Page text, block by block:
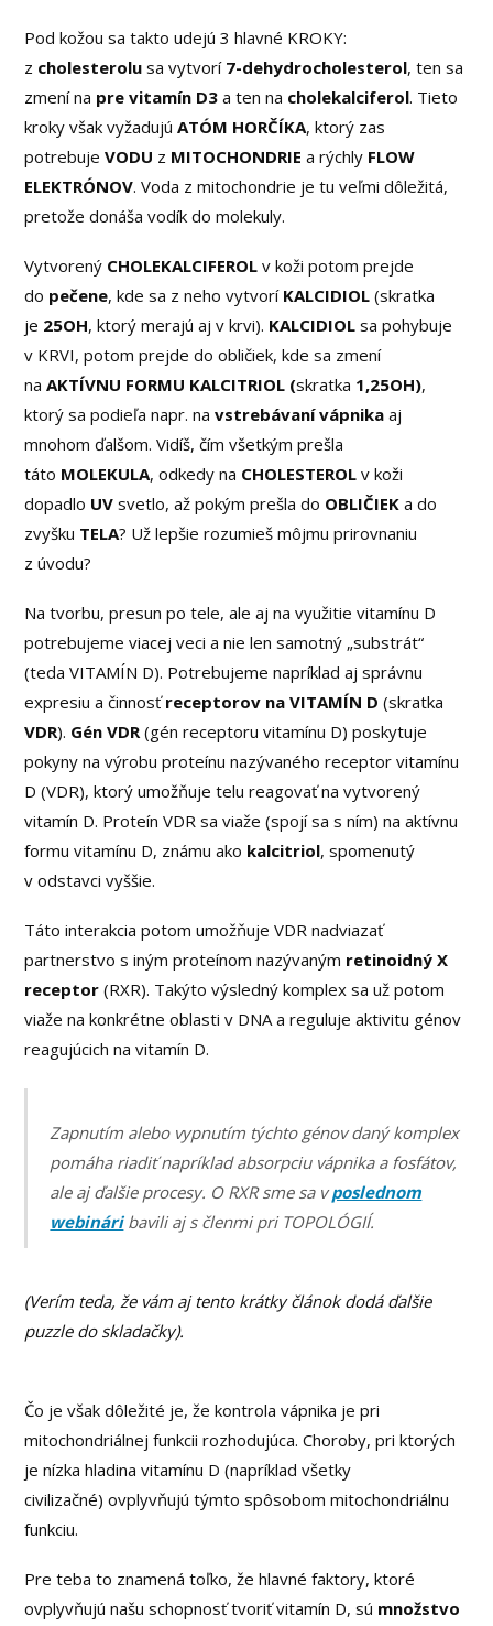
Pod kožou sa takto udejú 3 hlavné KROKY:
z cholesterolu sa vytvorí 7-dehydrocholesterol, ten sa
zmení na pre vitamín D3 a ten na cholekalciferol. Tieto
kroky však vyžadujúATÓM HORČÍKA, ktorý zas
potrebujeVODU z MITOCHONDRIE a rýchly FLOW
ELEKTRÓNOV. Voda z mitochondrie je tu veľmi dôležitá,
pretože donáša vodík do molekuly.
Vytvorený CHOLEKALCIFEROLv koži potom prejde
do pečene, kde sa z neho vytvorí KALCIDIOL (skratka
je 25OH, ktorý merajú aj v krvi). KALCIDIOL sa pohybuje
v KRVI, potom prejde do obličiek, kde sa zmení
naAKTÍVNU FORMU KALCITRIOL (skratka 1,25OH),
ktorý sa podieľa napr. navstrebávaní vápnika aj
mnohom ďalšom. Vidíš, čím všetkým prešla
táto MOLEKULA, odkedy na CHOLESTEROL v koži
dopadlo UV svetlo, až pokým prešla do OBLIČIEK a do
zvyšku TELA? Už lepšie rozumieš môjmu prirovnaniu
z úvodu?
Na tvorbu, presun po tele, ale aj na využitie vitamínu D
potrebujeme viacej veci a nie len samotný „substrát“
(teda VITAMÍN D). Potrebujeme napríklad aj správnu
expresiu a činnosťreceptorov na VITAMÍN D(skratka
VDR). Gén VDR (gén receptoru vitamínu D) poskytuje
pokyny na výrobu proteínu nazývaného receptor vitamínu
D (VDR), ktorý umožňuje telu reagovať na vytvorený
vitamín D. Proteín VDR sa viaže (spojí sa s ním) na aktívnu
formu vitamínu D, známu ako kalcitriol, spomenutý
v odstavci vyššie.
Táto interakcia potom umožňuje VDR nadviazať
partnerstvo s iným proteínom nazývaným retinoidný X
receptor (RXR). Takýto výsledný komplex sa už potom
viaže na konkrétne oblasti v DNA a reguluje aktivitu génov
reagujúcich na vitamín D.
Zapnutím alebo vypnutím týchto génov daný komplex
pomáha riadiť napríklad absorpciu vápnika a fosfátov,
ale aj ďalšie procesy. O RXR sme sa vposlednom
webináribavili aj s členmi pri TOPOLÓGIÍ.
(Verím teda, že vám aj tento krátky článok dodá ďalšie
puzzle do skladačky).
Čo je však dôležité je, že kontrola vápnika je pri
mitochondriálnej funkcii rozhodujúca. Choroby, pri ktorých
je nízka hladina vitamínu D (napríklad všetky
civilizačné) ovplyvňujú týmto spôsobom mitochondriálnu
funkciu.
Pre teba to znamená toľko, že hlavné faktory, ktoré
ovplyvňujú našu schopnosť tvoriť vitamín D, sú množstvo